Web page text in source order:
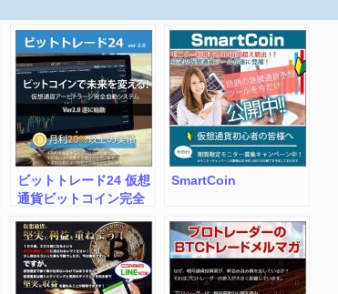
ビットトレード24 仮想
通貨ビットコイン完全
ステム
SmartCoin